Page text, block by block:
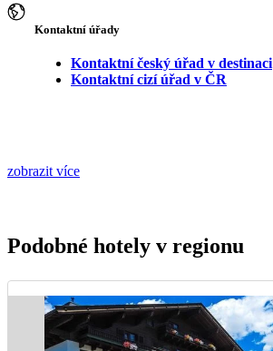
Kontaktní úřady
Kontaktní český úřad v destinaci
Kontaktní cizí úřad v ČR
zobrazit více
Podobné hotely v regionu